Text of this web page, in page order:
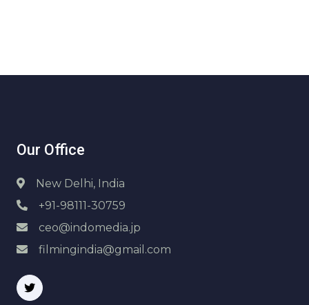
Our Office
New Delhi, India
+91-98111-30759
ceo@indomedia.jp
filmingindia@gmail.com